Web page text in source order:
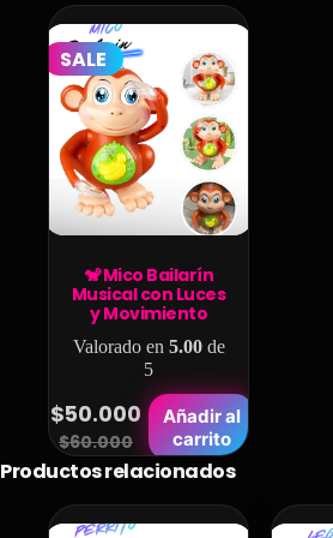
was:
$59.900.
is:
$50.000.
SALE
🐒 Mico Bailarín
Musical con Luces
y Movimiento
Valorado en 5.00de
5
$60.000
Original
price
was:
$50.000
Current
price
is:
Añadir al
carrito
Productos relacionados